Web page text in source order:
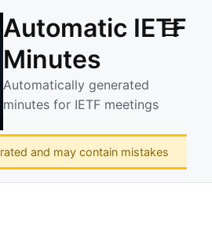
Automatic IETF
Minutes
Automatically generated
minutes for IETF meetings
☰
and may contain mistakes